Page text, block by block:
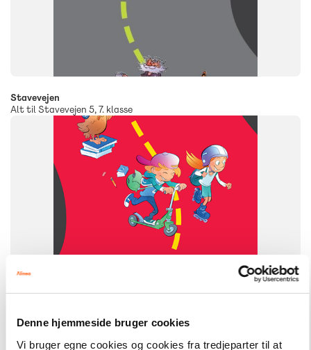
Denne hjemmeside bruger cookies
Vi bruger egne cookies og cookies fra tredjeparter til at
Stavevejen
Alt til Stavevejen 5, 7. klasse
NIVEAU